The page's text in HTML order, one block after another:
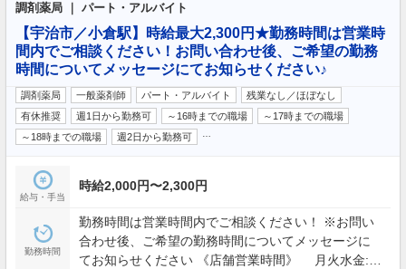
調剤薬局 ｜ パート・アルバイト
【宇治市／小倉駅】時給最大2,300円★勤務時間は営業時
間内でご相談ください！お問い合わせ後、ご希望の勤務
時間についてメッセージにてお知らせください♪
調剤薬局 一般薬剤師 パート・アルバイト
残業なし／ほぼなし
有休推奨
週1日から勤務可 ～16時までの職場
～17時までの職場
～18時までの職場
週2日から勤務可
給与・手当
時給2,000円〜2,300円
勤務時間
勤務時間は営業時間内でご相談ください！ ※お問い
合わせ後、ご希望の勤務時間についてメッセージに
てお知らせください 《店舗営業時間》 月火水金: